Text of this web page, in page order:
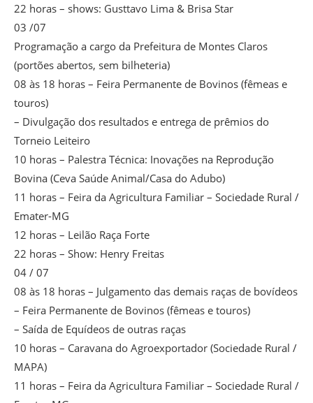
22 horas – shows: Gusttavo Lima & Brisa Star
03 /07
Programação a cargo da Prefeitura de Montes Claros
(portões abertos, sem bilheteria)
08 às 18 horas – Feira Permanente de Bovinos (fêmeas e
touros)
– Divulgação dos resultados e entrega de prêmios do
Torneio Leiteiro
10 horas – Palestra Técnica: Inovações na Reprodução
Bovina (Ceva Saúde Animal/Casa do Adubo)
11 horas – Feira da Agricultura Familiar – Sociedade Rural /
Emater-MG
12 horas – Leilão Raça Forte
22 horas – Show: Henry Freitas
04 / 07
08 às 18 horas – Julgamento das demais raças de bovídeos
– Feira Permanente de Bovinos (fêmeas e touros)
– Saída de Equídeos de outras raças
10 horas – Caravana do Agroexportador (Sociedade Rural /
MAPA)
11 horas – Feira da Agricultura Familiar – Sociedade Rural /